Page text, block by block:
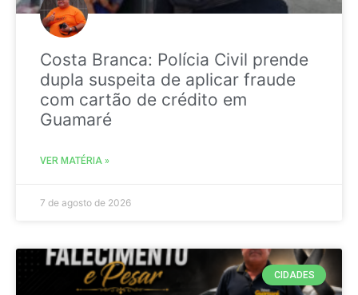
Costa Branca: Polícia Civil prende
dupla suspeita de aplicar fraude
com cartão de crédito em
Guamaré
VER MATÉRIA »
7 de agosto de 2026
CIDADES